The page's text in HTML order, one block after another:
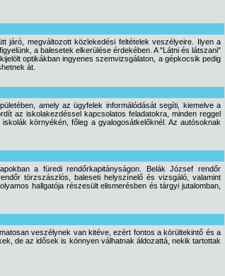
járó, megváltozott közlekedési feltételek veszélyeire. Ilyen a
a balesetek elkerülése érdekében. A "Látni és látszani"
optikákban ingyenes szemvizsgálaton, a gépkocsik pedig
át.
amely az ügyfelek informálódását segíti, kiemelve a
az iskolakezdéssel kapcsolatos feladatokra, minden reggel
környékén, főleg a gyalogosátkelőknél. Az autósoknak
a füredi rendőrkapitányságon. Belák József rendőr
törzszászlós, baleseti helyszínelő és vizsgáló, valamint
hallgatója részesült elismerésben és tárgyi jutalomban,
veszélynek van kitéve, ezért fontos a körültekintő és a
de az idősek is könnyen válhatnak áldozattá, nekik tartottak